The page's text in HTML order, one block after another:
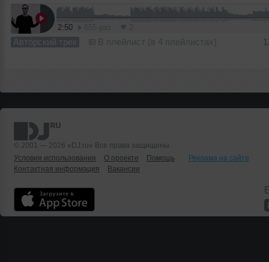
2:50
Авторский трек В плейлист (в 4 плейлистах)
© 2001 — 2026 «DJ.ru» Все права защищены.
Условия использования
О проекте Помощь
Реклама на сайте
Контактная информация
Вакансии